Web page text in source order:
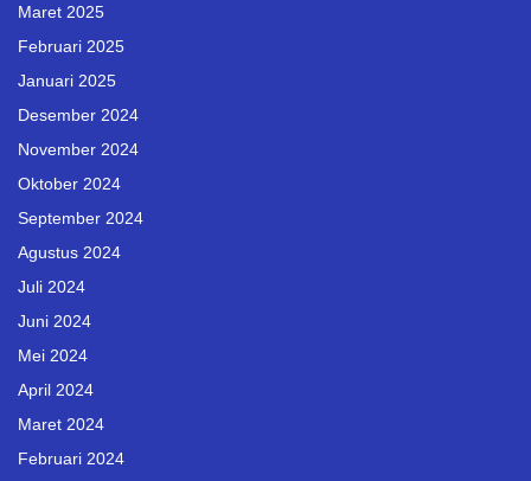
Maret 2025
Februari 2025
Januari 2025
Desember 2024
November 2024
Oktober 2024
September 2024
Agustus 2024
Juli 2024
Juni 2024
Mei 2024
April 2024
Maret 2024
Februari 2024